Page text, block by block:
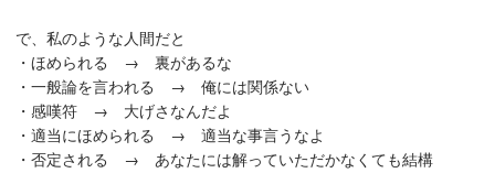
で、私のような人間だと
・ほめられる → 裏があるな
・一般論を言われる → 俺には関係ない
・感嘆符 → 大げさなんだよ
・適当にほめられる → 適当な事言うなよ
・否定される → あなたには解っていただかなくても結構